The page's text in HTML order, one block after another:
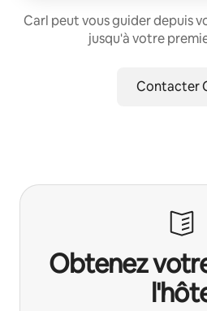
Carl peut vous guider depuis
jusqu'à votre
Contacter
Obtenez